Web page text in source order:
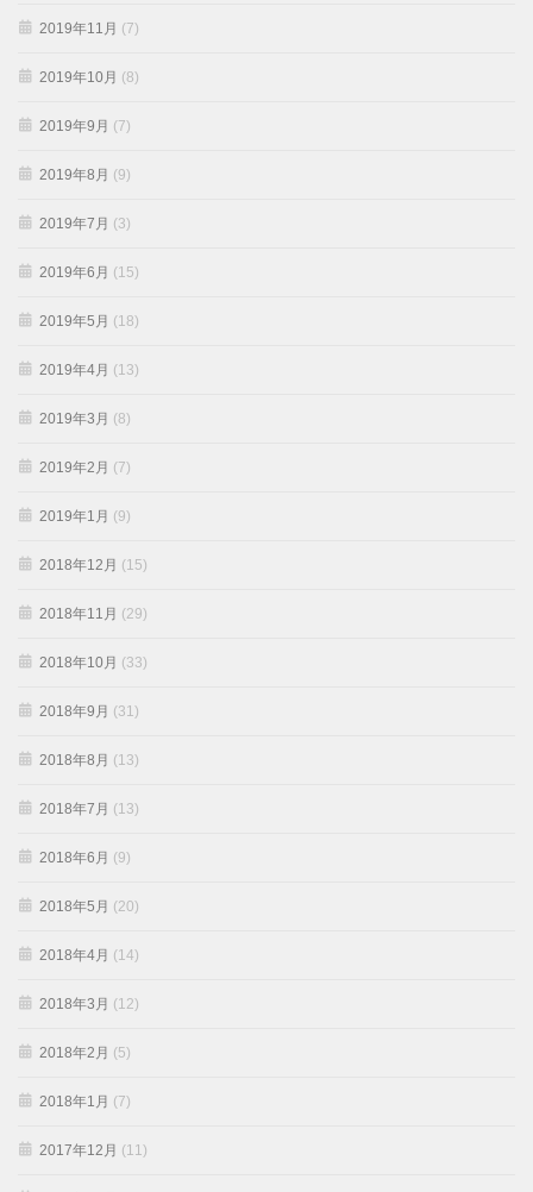
2019年11月 (7)
2019年10月 (8)
2019年9月 (7)
2019年8月 (9)
2019年7月 (3)
2019年6月 (15)
2019年5月 (18)
2019年4月 (13)
2019年3月 (8)
2019年2月 (7)
2019年1月 (9)
2018年12月 (15)
2018年11月 (29)
2018年10月 (33)
2018年9月 (31)
2018年8月 (13)
2018年7月 (13)
2018年6月 (9)
2018年5月 (20)
2018年4月 (14)
2018年3月 (12)
2018年2月 (5)
2018年1月 (7)
2017年12月 (11)